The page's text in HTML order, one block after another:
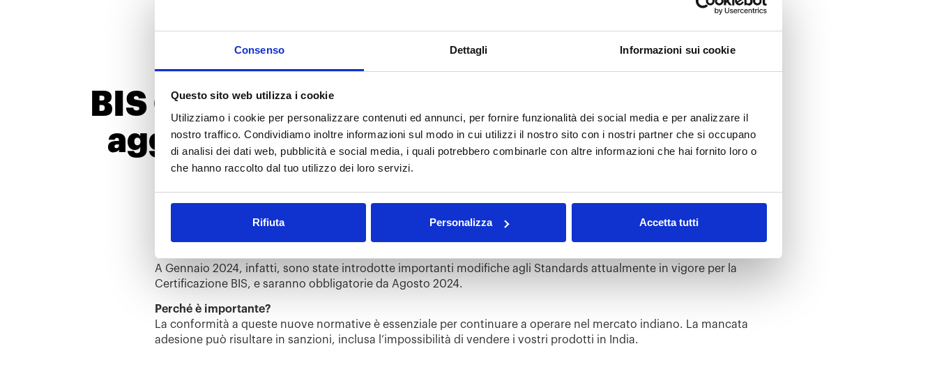
Consenso Dettagli Informazioni sui cookie
Questo sito web utilizza i cookie
Utilizziamo i cookie per personalizzare contenuti ed annunci, per fornire funzionalità dei social media e per analizzare il
nostro traffico. Condividiamo inoltre informazioni sul modo in cui utilizzi il nostro sito con i nostri partner che si occupano
di analisi dei dati web, pubblicità e social media, i quali potrebbero combinarle con altre informazioni che hai fornito loro o
che hanno raccolto dal tuo utilizzo dei loro servizi.
Rifiuta Personalizza Accetta tutti
BIS Certification Footwear:
aggiornamenti normativi
Dal 1° Luglio 2023 sono entrate in vigore in India le nuove norme di conformità relative al settore Footwear, che
recenti aggiornamenti normativi che interessano Footwear & Certificazione BIS, abbiamo realizzato un nuovo White
Paper di approfondimento.
A Gennaio 2024, infatti, sono state introdotte importanti modifiche agli Standards attualmente in vigore per la
Certificazione BIS, e saranno obbligatorie da Agosto 2024.
Perché è importante?
La conformità a queste nuove normative è essenziale per continuare a operare nel mercato indiano. La mancata
adesione può risultare in sanzioni, inclusa l’impossibilità di vendere i vostri prodotti in India.